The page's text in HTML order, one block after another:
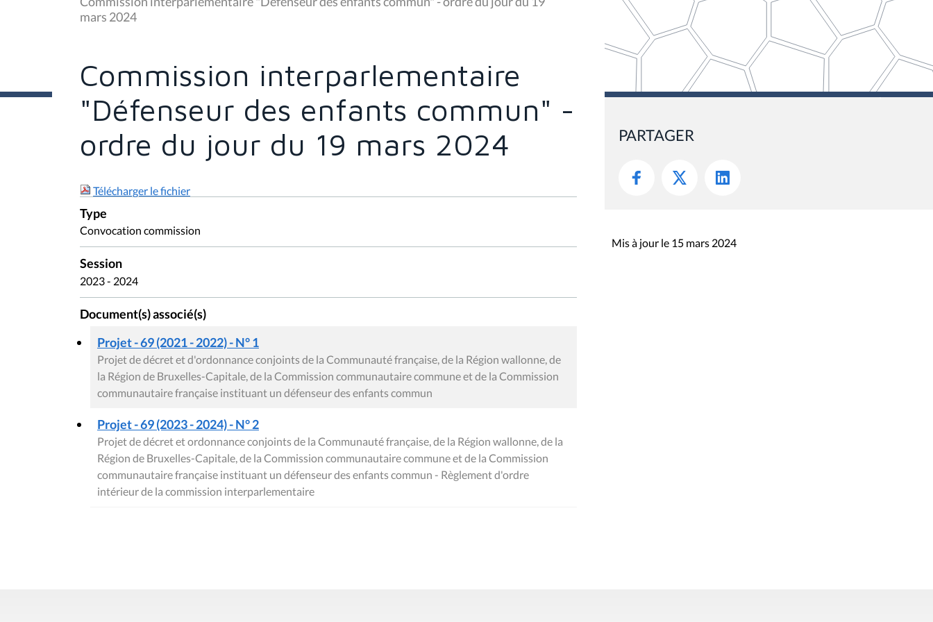
s
ê
c
:
mars 2024
Commission interparlementaire
"Défenseur des enfants commun" -
ordre du jour du 19 mars 2024
Télécharger le fichier
Type
Convocation commission
Session
2023 - 2024
Document(s) associé(s)
Projet - 69 (2021 - 2022) - N° 1
Projet de décret et d'ordonnance conjoints de la Communauté française, de la Région wallonne, de
la Région de Bruxelles-Capitale, de la Commission communautaire commune et de la Commission
communautaire française instituant un défenseur des enfants commun
Projet - 69 (2023 - 2024) - N° 2
Projet de décret et ordonnance conjoints de la Communauté française, de la Région wallonne, de la
Région de Bruxelles-Capitale, de la Commission communautaire commune et de la Commission
communautaire française instituant un défenseur des enfants commun - Règlement d'ordre
intérieur de la commission interparlementaire
PARTAGER
Mis à jour le 15 mars 2024